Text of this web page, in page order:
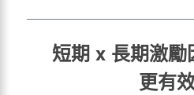
短期 x 長期激
更有